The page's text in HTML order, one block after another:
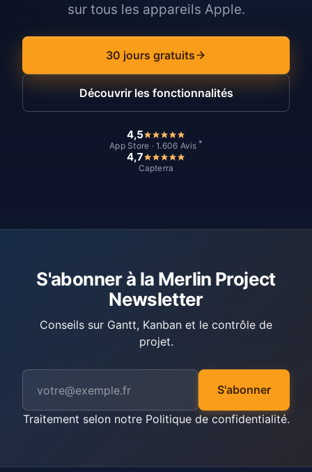
sur tous les appareils Apple.
30 jours gratuits
Découvrir les fonctionnalités
4,5
App Store · 1.606 Avis *
4,7
Capterra
S'abonner à la Merlin Project
Newsletter
Conseils sur Gantt, Kanban et le contrôle de
projet.
S'abonner
Traitement selon notre Politique de confidentialité.